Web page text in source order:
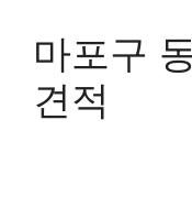
마포구
견적